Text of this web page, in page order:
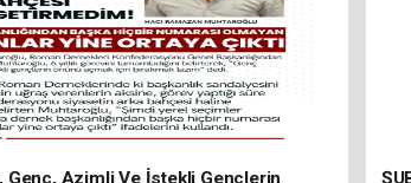
Genç, Azimli Ve İstekli Gençlerin